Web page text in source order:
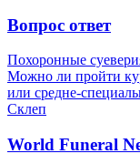
Вопрос ответ
Похоронные
Можно ли пройти
или средне-
Склеп
World Funeral